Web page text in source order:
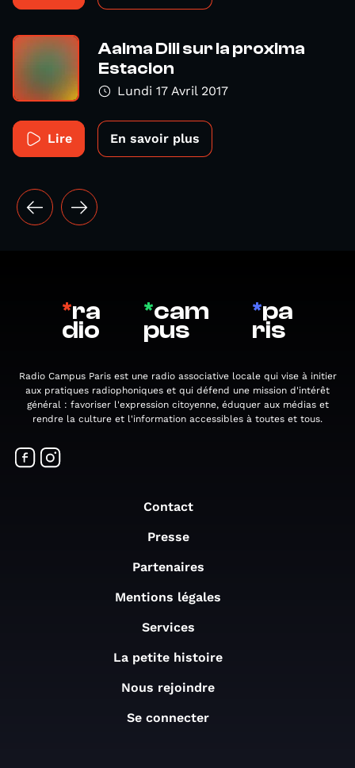
Aalma Dili sur la proxima
Estacion
Lundi 17 Avril 2017
Lire En savoir plus
*ra
dio
*cam
pus
*pa
ris
Radio Campus Paris est une radio associative locale qui vise à initier
aux pratiques radiophoniques et qui défend une mission d'intérêt
général : favoriser l'expression citoyenne, éduquer aux médias et
rendre la culture et l'information accessibles à toutes et tous.
Contact
Presse
Partenaires
Mentions légales
Services
La petite histoire
Nous rejoindre
Se connecter